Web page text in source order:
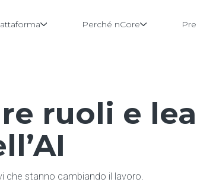
Perché nCore
ruoli e
che stanno cambiando il lavoro.